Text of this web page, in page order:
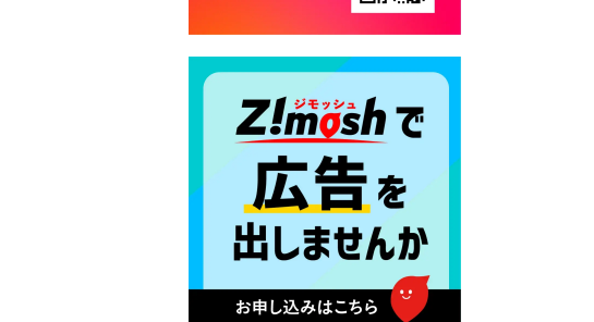
カード交付に伴う休日および
平日夜間開庁の案内
2026年7月22日 令和８年度
「こども文化パスポート事
業」
2026年7月21日 卜仙の郷 お
盆期間の営業時間のお知らせ
2026年7月17日 バス経路検索
のご利用案内
2026年7月10日 台湾伝統音楽
団体 「北埔八音団・楽善軒」